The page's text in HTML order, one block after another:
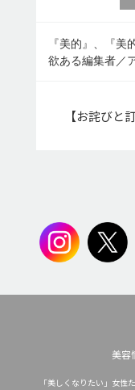
『美的』、『美
欲ある編集者／
【お詫びと
美容
「美しくなりたい」女性